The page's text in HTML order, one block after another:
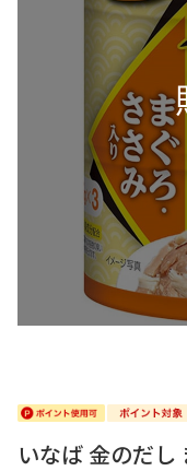
いなば 金のだし